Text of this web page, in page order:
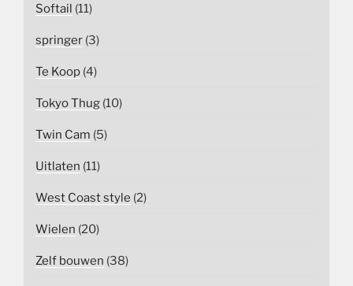
Softail (11)
springer (3)
Te Koop (4)
Tokyo Thug (10)
Twin Cam (5)
Uitlaten (11)
West Coast style (2)
Wielen (20)
Zelf bouwen (38)